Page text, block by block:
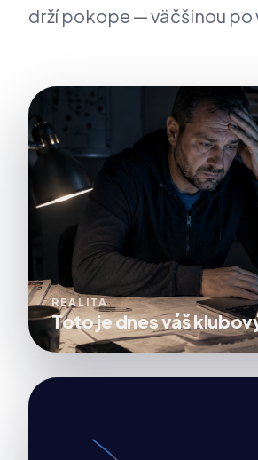
drží pokope — väčšinou po
REALITA
Toto je dnes váš